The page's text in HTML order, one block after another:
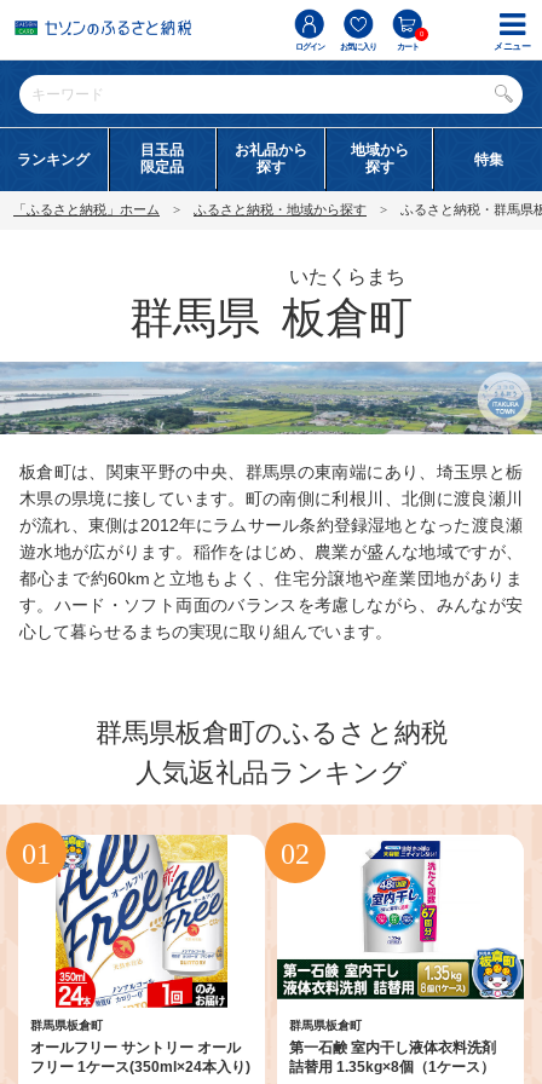
ログイン お気に入り カート
0
ランキング
目玉品
限定品
お礼品から
探す
地域から
探す
特集
「ふるさと納税」ホーム ふるさと納税・地域から探す ふるさと納税・群馬県
群馬県 板倉町
いたくらまち
板倉町は、関東平野の中央、群馬県の東南端にあり、埼玉県と栃
木県の県境に接しています。町の南側に利根川、北側に渡良瀬川
が流れ、東側は2012年にラムサール条約登録湿地となった渡良瀬
遊水地が広がります。稲作をはじめ、農業が盛んな地域ですが、
都心まで約60kmと立地もよく、住宅分譲地や産業団地がありま
す。ハード・ソフト両面のバランスを考慮しながら、みんなが安
心して暮らせるまちの実現に取り組んでいます。
群馬県板倉町のふるさと納税
人気返礼品ランキング
群馬県板倉町
オールフリー サントリー オール
フリー 1ケース(350ml×24本入り)
群馬県板倉町
第一石鹸 室内干し液体衣料洗剤
詰替用 1.35kg×8個（1ケース）
メニュー